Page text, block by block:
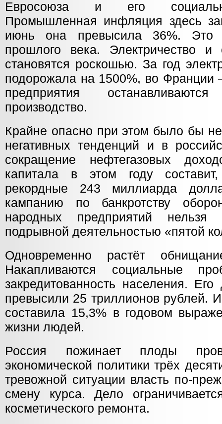
Евросоюза и его
Промышленная инфляция здесь
июнь она превысила 36%. Это
прошлого века. Электричество
становятся роскошью. За год
подорожала на 1500%, во
предприятия
производство.
Крайне опасно при этом было бы
негативных тенденций и в
сокращение нефтегазовых
капитала в этом году
рекордные 243 миллиарда
кампанию по банкротству
народных предприятий нельзя
подрывной деятельностью «пятой
Одновременно растёт
Накапливаются социальные
закредитованность населения.
превысили 25 триллионов рублей.
составила 15,3% в годовом
жизни людей.
Россия пожинает плоды
экономической политики трёх
тревожной ситуации власть по-
смену курса. Дело
косметического ремонта.